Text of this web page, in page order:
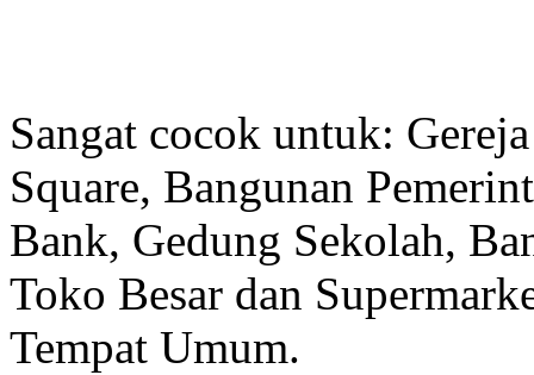
Sangat cocok untuk:
Square, Bangunan
Bank, Gedung Sekolah,
Toko Besar dan
Tempat Umum.